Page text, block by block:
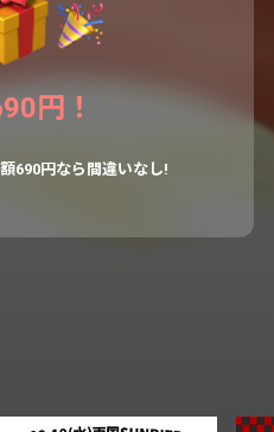
円！
690円なら間違いなし!